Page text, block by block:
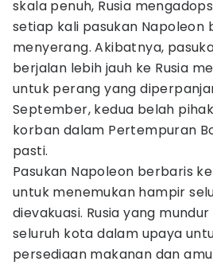
skala penuh, Rusia
setiap kali pasukan Napoleon
menyerang. Akibatnya,
berjalan lebih jauh ke Rusia
untuk perang yang
September, kedua belah
korban dalam Pertempuran
pasti.
Pasukan Napoleon berbaris
untuk menemukan hampir
dievakuasi. Rusia yang
seluruh kota dalam upaya
persediaan makanan dan